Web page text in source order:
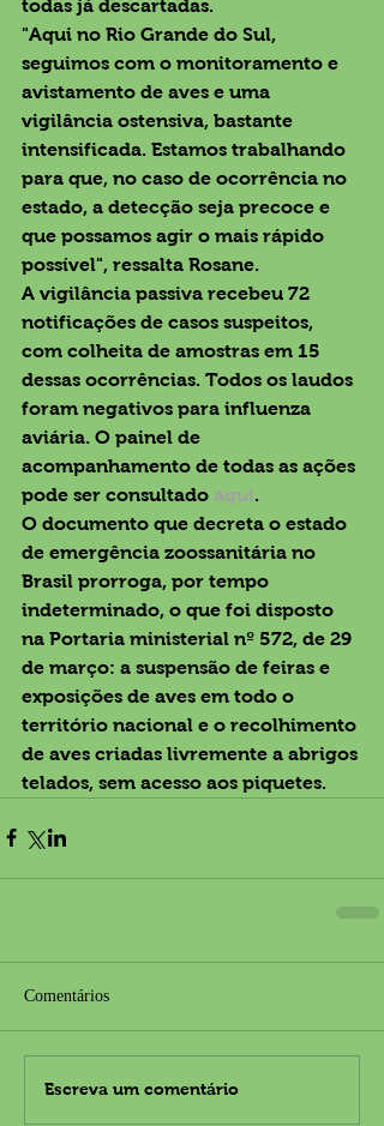
todas já descartadas.
"Aqui no Rio Grande do Sul,
seguimos com o monitoramento e
avistamento de aves e uma
vigilância ostensiva, bastante
intensificada. Estamos trabalhando
para que, no caso de ocorrência no
estado, a detecção seja precoce e
que possamos agir o mais rápido
possível", ressalta Rosane.
A vigilância passiva recebeu 72
notificações de casos suspeitos,
com colheita de amostras em 15
dessas ocorrências. Todos os laudos
foram negativos para influenza
aviária. O painel de
acompanhamento de todas as ações
pode ser consultado aqui.
O documento que decreta o estado
de emergência zoossanitária no
Brasil prorroga, por tempo
indeterminado, o que foi disposto
na Portaria ministerial nº 572, de 29
de março: a suspensão de feiras e
exposições de aves em todo o
território nacional e o recolhimento
de aves criadas livremente a abrigos
telados, sem acesso aos piquetes.
Comentários
Escreva um comentário